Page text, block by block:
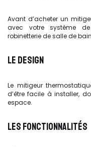
Avant d’acheter un
avec votre système
robinetterie de salle de
LE DESIGN
Le mitigeur
d’être facile à installer,
espace.
LES FONCTIONNALITÉS